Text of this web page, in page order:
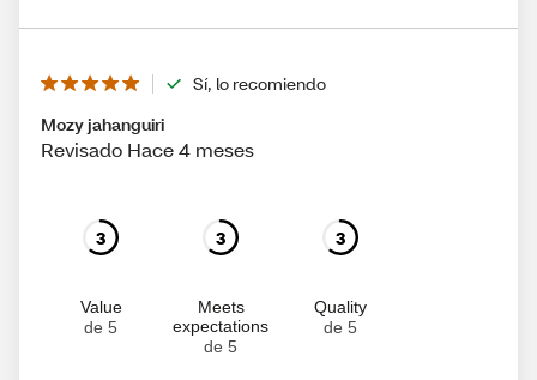
Sí, lo recomiendo
Mozy jahanguiri
Revisado Hace 4 meses
3
Value
de 5
3
Meets
expectations
de 5
3
Quality
de 5